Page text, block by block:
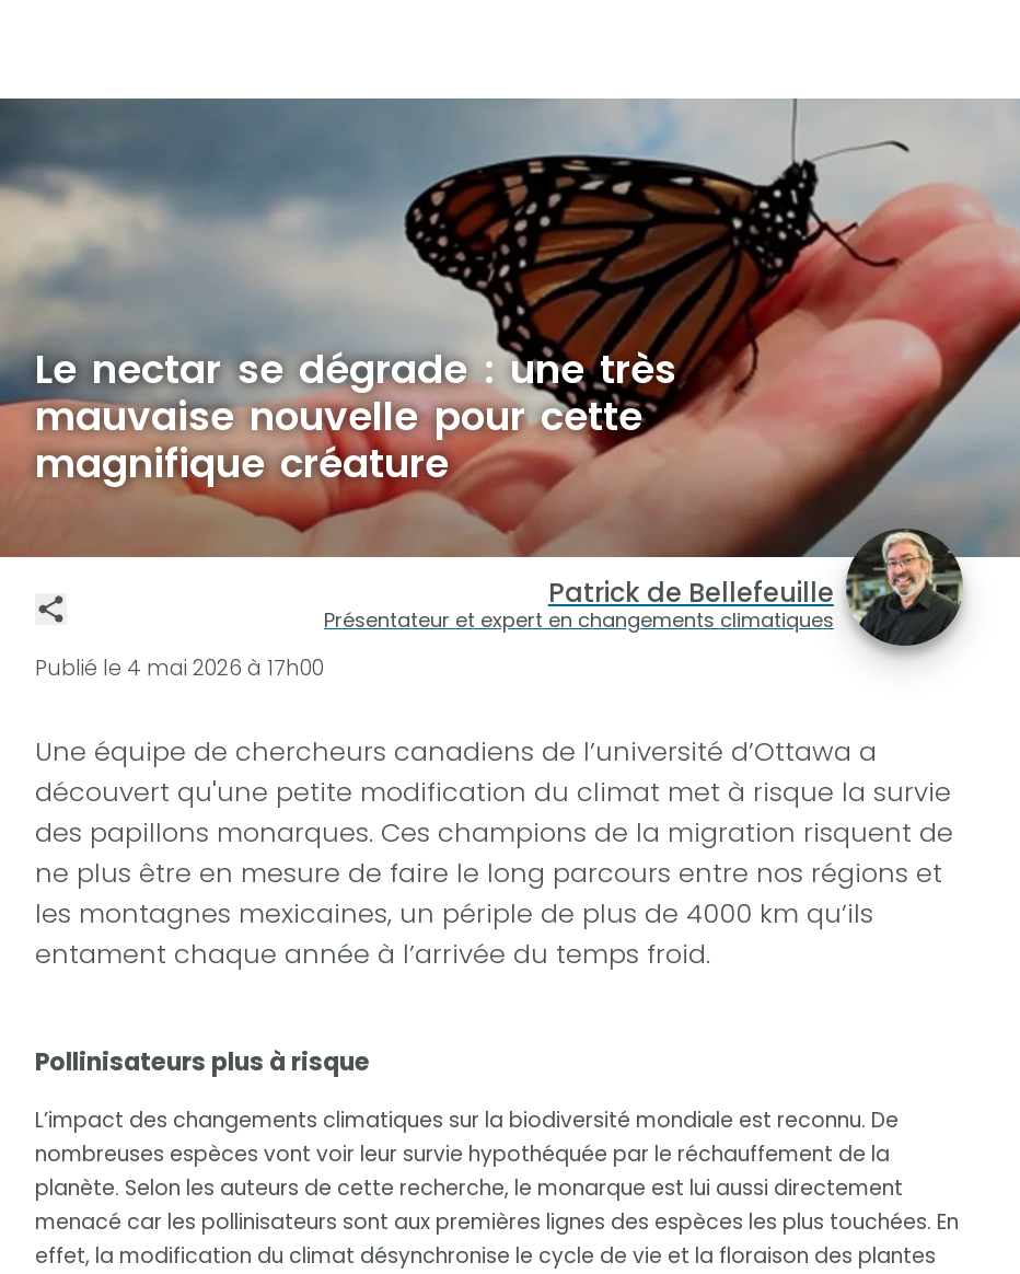
Le nectar se dégrade : une très
mauvaise nouvelle pour cette
magnifique créature
Patrick de Bellefeuille
Présentateur et expert en changements climatiques
Publié le 4 mai 2026 à 17h00
Une équipe de chercheurs canadiens de l’université d’Ottawa a
découvert qu'une petite modification du climat met à risque la survie
des papillons monarques. Ces champions de la migration risquent de
ne plus être en mesure de faire le long parcours entre nos régions et
les montagnes mexicaines, un périple de plus de 4000 km qu’ils
entament chaque année à l’arrivée du temps froid.
Pollinisateurs plus à risque
L’impact des changements climatiques sur la biodiversité mondiale est reconnu. De
nombreuses espèces vont voir leur survie hypothéquée par le réchauffement de la
planète. Selon les auteurs de cette recherche, le monarque est lui aussi directement
menacé car les pollinisateurs sont aux premières lignes des espèces les plus touchées. En
effet, la modification du climat désynchronise le cycle de vie et la floraison des plantes